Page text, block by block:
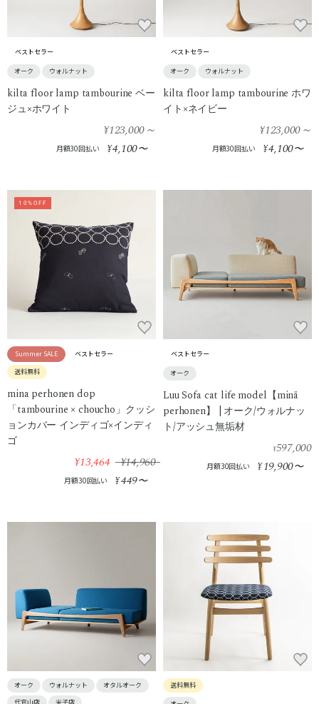
ベストセラー
オーク ウォルナット
kilta floor lamp tambourine ベー
ジュ×ホワイト
¥123,000～
月額30回払い ¥4,100〜
ベストセラー
オーク ウォルナット
kilta floor lamp tambourine ホワ
イト×ネイビー
¥123,000～
月額30回払い ¥4,100〜
10%OFF
Summer SALE
ベストセラー
送料無料
mina perhonen dop
「tambourine × choucho」クッシ
ョンカバー インディゴ×インディ
ゴ
¥13,464 ¥14,960
月額30回払い ¥449〜
ベストセラー
オーク
Luu Sofa cat life model【minä
perhonen】 | オーク/ウォルナッ
ト/アッシュ無垢材
¥597,000
月額30回払い ¥19,900〜
オーク ウォルナット
オタルオーク
送料無料